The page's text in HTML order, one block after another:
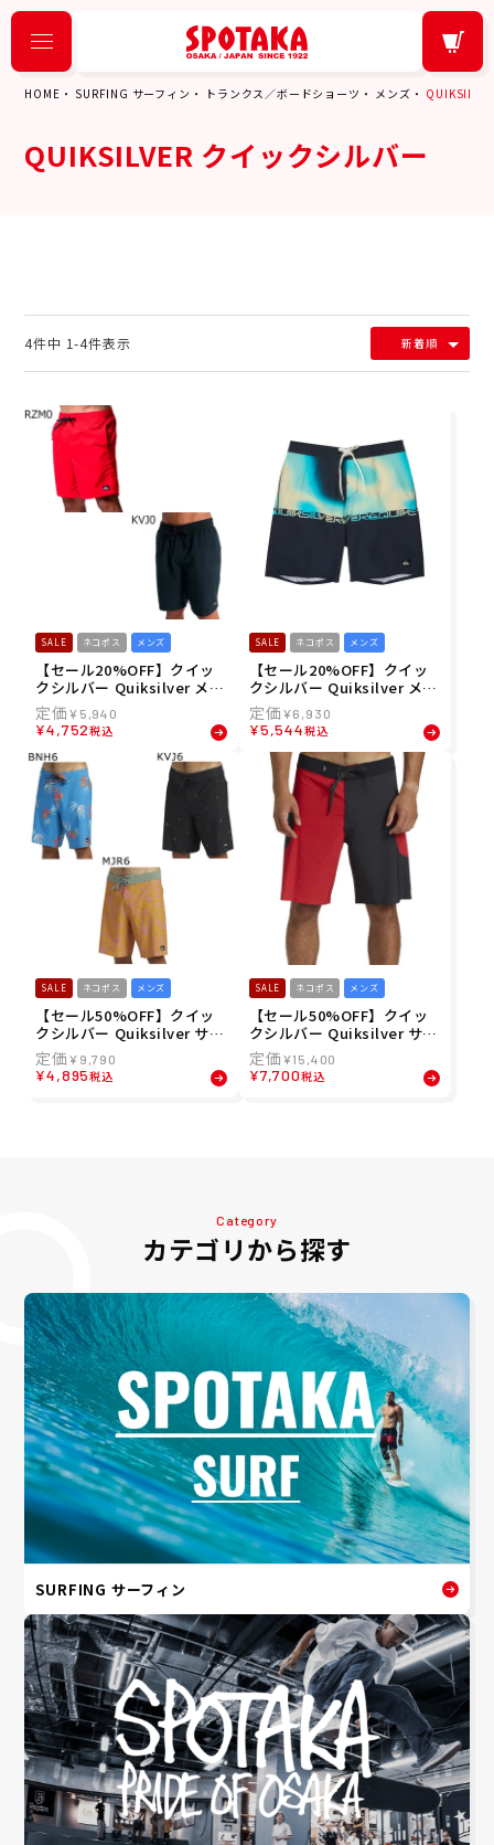
HOME SURFING サーフィン トランクス／ボードショーツ メンズ
QUIKSILVER クイックシルバー
新着順
4件中 1-4件表示
SALE ネコポス メンズ
【セール20%OFF】クイッ
クシルバー Quiksilver メン
ズ ボードショーツ トランク
ス EVERYDAY SOLID VOLL
EY 19 EQYJV04137 26SP
¥ 5,940
¥4,752税込
SALE ネコポス メンズ
【セール20%OFF】クイッ
クシルバー Quiksilver メン
ズ ボードショーツ トランク
ス EVERYDAY HALF JAM 19
EQYBS04929 26SP
¥6,930
¥5,544税込
SALE ネコポス メンズ
【セール50%OFF】クイッ
クシルバー Quiksilver サー
フィン サーフ 水着 ボードシ
ョーツ トランクス 海パン S
URFSILK STRAIGHT LEG 1
¥ 9,790
¥4,895税込
SALE ネコポス メンズ
【セール50%OFF】クイッ
クシルバー Quiksilver サー
フィン サーフ 水着 ボードシ
ョーツ トランクス 海パン HI
GHLINE PRO STRAIGHT V2
¥15,400
¥7,700税込
Category
カテゴリから探す
SURFING サーフィン